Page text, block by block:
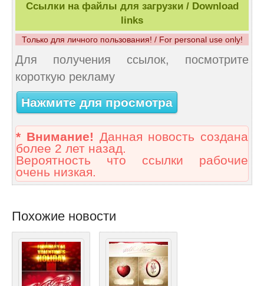
Ссылки на файлы для загрузки / Download
links
Только для личного пользования! / For personal use only!
Для получения ссылок, посмотрите
короткую рекламу
Нажмите для просмотра
* Внимание! Данная новость создана
более 2 лет назад.
Вероятность что ссылки рабочие
очень низкая.
Похожие новости